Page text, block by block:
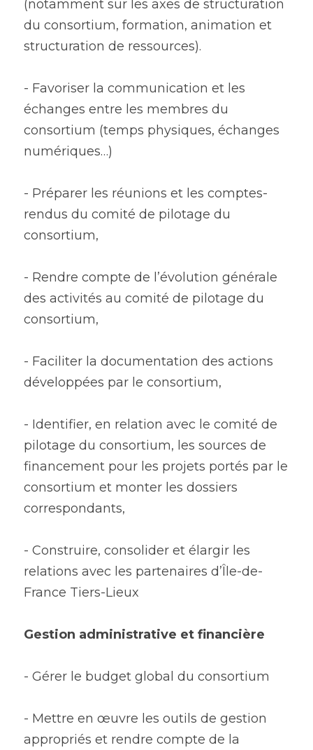
(notamment sur les axes de structuration
du consortium, formation, animation et
structuration de ressources).
- Favoriser la communication et les
échanges entre les membres du
consortium (temps physiques, échanges
numériques…)
- Préparer les réunions et les comptes-
rendus du comité de pilotage du
consortium,
- Rendre compte de l’évolution générale
des activités au comité de pilotage du
consortium,
- Faciliter la documentation des actions
développées par le consortium,
- Identifier, en relation avec le comité de
pilotage du consortium, les sources de
financement pour les projets portés par le
consortium et monter les dossiers
correspondants,
- Construire, consolider et élargir les
relations avec les partenaires d’Île-de-
France Tiers-Lieux
Gestion administrative et financière
- Gérer le budget global du consortium
- Mettre en œuvre les outils de gestion
appropriés et rendre compte de la